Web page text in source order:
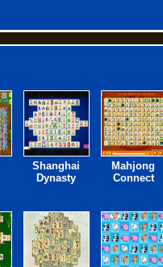
Shanghai
Dynasty
Mahjong
Connect